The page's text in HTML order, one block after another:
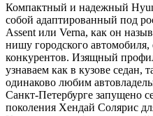
Компактный и надежный
собой адаптированный под
Assent или Verna, как он
нишу городского автомобиля,
конкурентов. Изящный
узнаваем как в кузове седан,
одинаково любим
Санкт-Петербурге запущено
поколения Хендай Солярис